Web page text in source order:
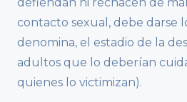
contacto sexual, debe darse
denomina, el estadio de la
adultos que lo deberían
quienes lo victimizan).